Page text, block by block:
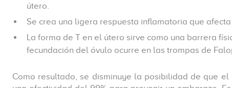
útero.
Se crea una ligera respuesta inflamatoria que
La forma de T en el útero sirve como una barrera
fecundación del óvulo ocurre en las trompas de
Como resultado, se disminuye la posibilidad de que